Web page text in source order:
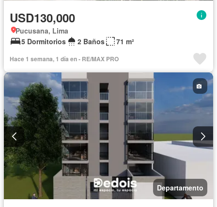
USD130,000
Pucusana, Lima
5 Dormitorios
2 Baños 71 m²
Hace 1 semana, 1 día en - RE/MAX PRO
Departamento